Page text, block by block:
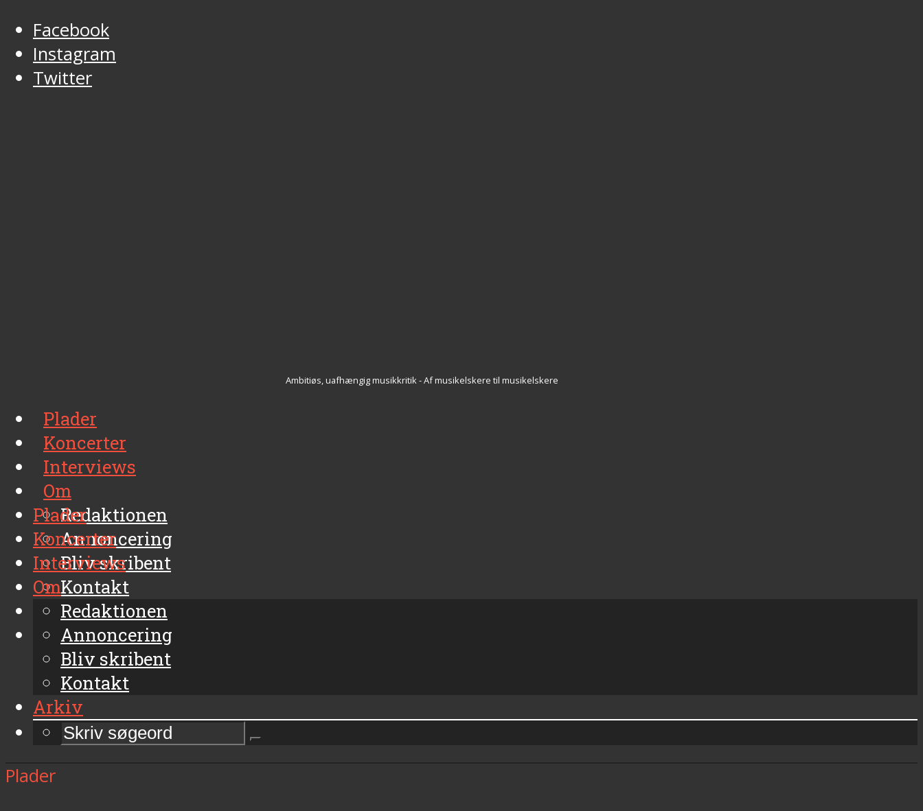
Facebook
Instagram
Twitter
Ambitiøs, uafhængig musikkritik - Af musikelskere til musikelskere
Plader
Koncerter
Interviews
Om
Redaktionen
Annoncering
Bliv skribent
Kontakt
Arkiv
Plader
Koncerter
Interviews
Om
Redaktionen
Annoncering
Bliv skribent
Kontakt
Arkiv
Plader